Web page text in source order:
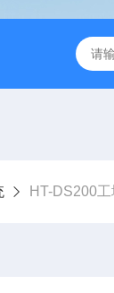
HT-DS200